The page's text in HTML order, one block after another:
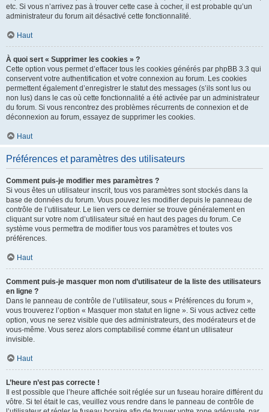
etc. Si vous n’arrivez pas à trouver cette case à cocher, il est probable qu’un
administrateur du forum ait désactivé cette fonctionnalité.
Haut
À quoi sert « Supprimer les cookies » ?
Cette option vous permet d’effacer tous les cookies générés par phpBB 3.3 qui
conservent votre authentification et votre connexion au forum. Les cookies
permettent également d’enregistrer le statut des messages (s’ils sont lus ou
non lus) dans le cas où cette fonctionnalité a été activée par un administrateur
du forum. Si vous rencontrez des problèmes récurrents de connexion et de
déconnexion au forum, essayez de supprimer les cookies.
Haut
Préférences et paramètres des utilisateurs
Comment puis-je modifier mes paramètres ?
Si vous êtes un utilisateur inscrit, tous vos paramètres sont stockés dans la
base de données du forum. Vous pouvez les modifier depuis le panneau de
contrôle de l’utilisateur. Le lien vers ce dernier se trouve généralement en
cliquant sur votre nom d’utilisateur situé en haut des pages du forum. Ce
système vous permettra de modifier tous vos paramètres et toutes vos
préférences.
Haut
Comment puis-je masquer mon nom d’utilisateur de la liste des utilisateurs
en ligne ?
Dans le panneau de contrôle de l’utilisateur, sous « Préférences du forum »,
vous trouverez l’option « Masquer mon statut en ligne ». Si vous activez cette
option, vous ne serez visible que des administrateurs, des modérateurs et de
vous-même. Vous serez alors comptabilisé comme étant un utilisateur
invisible.
Haut
L’heure n’est pas correcte !
Il est possible que l’heure affichée soit réglée sur un fuseau horaire différent du
vôtre. Si tel était le cas, veuillez vous rendre dans le panneau de contrôle de